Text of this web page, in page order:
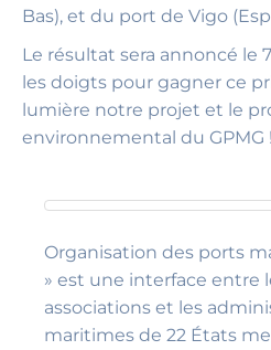
Bas), et du port de Vigo
Le résultat sera annoncé le
les doigts pour gagner ce
lumière notre projet et le
environnemental du GPMG !
Organisation des ports
» est une interface entre
associations et les
maritimes de 22 États